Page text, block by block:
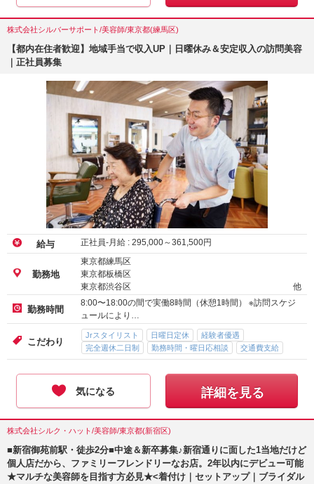
株式会社シルバーサポート/美容師/東京都(練馬区)
【都内在住者歓迎】地域手当で収入UP｜日曜休み＆安定収入の訪問美容
｜正社員募集
給与 正社員-月給 : 295,000～361,500円
勤務地
東京都練馬区
東京都板橋区
東京都渋谷区
他
勤務時間
8:00〜18:00の間で実働8時間（休憩1時間） ※訪問スケジ
ュールにより…
こだわり
Jrスタイリスト 日曜日定休
経験者優遇
完全週休二日制
勤務時間・曜日応相談 交通費支給
気になる 詳細を見る
株式会社シルク・ハット/美容師/東京都(新宿区)
■新宿御苑前駅・徒歩2分■中途＆新卒募集♪新宿通りに面した1当地だけど
個人店だから、ファミリーフレンドリーなお店。2年以内にデビュー可能
★マルチな美容師を目指す方必見★<着付け｜セットアップ｜ブライダル